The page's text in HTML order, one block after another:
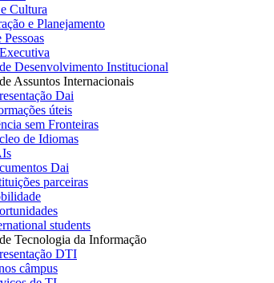
Cultura
e Planejamento
Pessoas
Desenvolvimento Institucional
Assuntos Internacionais
Dai
úteis
sem Fronteiras
de Idiomas
Dai
parceiras
students
Tecnologia da Informação
DTI
câmpus